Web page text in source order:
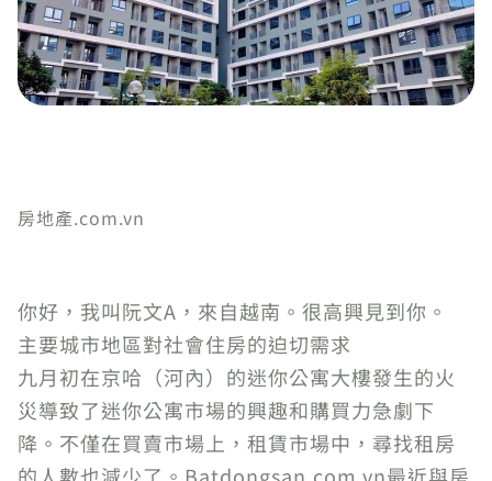
房地產.com.vn
你好，我叫阮文A，來自越南。很高興見到你。
主要城市地區對社會住房的迫切需求
九月初在京哈（河內）的迷你公寓大樓發生的火
災導致了迷你公寓市場的興趣和購買力急劇下
降。不僅在買賣市場上，租賃市場中，尋找租房